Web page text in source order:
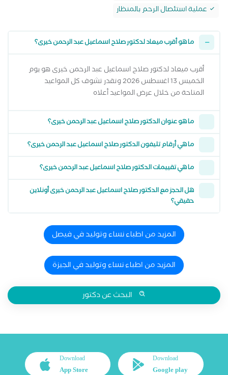
عملية استئصال الرحم بالمنظار
ما هو أقرب ميعاد لدكتور صلاح اسماعيل عبد الرحمن خيرى؟
أقرب ميعاد لدكتور صلاح اسماعيل عبد الرحمن خيرى هو يوم
الخميس 13 اغسطس 2026 وتقدر تشوف كل المواعيد
المتاحة من خلال عرض المواعيد أعلاه
ما هو عنوان الدكتور صلاح اسماعيل عبد الرحمن خيرى؟
ما هي أرقام تليفون الدكتور صلاح اسماعيل عبد الرحمن خيرى؟
ما هي تقييمات الدكتور صلاح اسماعيل عبد الرحمن خيرى؟
هل الحجز مع الدكتور صلاح اسماعيل عبد الرحمن خيرى أونلاين
حقيقي؟
المزيد من اطباء نساء وتوليد في فيصل
المزيد من اطباء نساء وتوليد في الجيزة
البحث عن دكتور
Download
Google play
Download
App Store